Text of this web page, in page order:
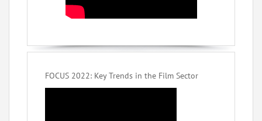
FOCUS 2022: Key Trends in the Film Sector